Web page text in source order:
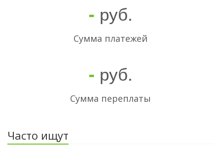
- руб.
Cумма платежей
- руб.
Сумма переплаты
Часто ищут